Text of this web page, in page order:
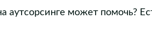
аутсорсинге может помочь?